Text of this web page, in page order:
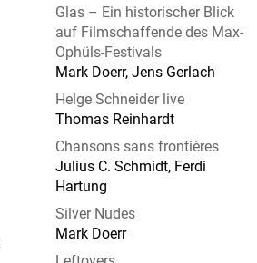
Glas – Ein historischer Blick
auf Filmschaffende des Max-
Ophüls-Festivals
Mark Doerr, Jens Gerlach
Helge Schneider live
Thomas Reinhardt
Chansons sans frontières
Julius C. Schmidt, Ferdi
Hartung
Silver Nudes
Mark Doerr